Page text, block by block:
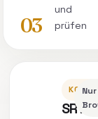
03
und
prüfen
SRT